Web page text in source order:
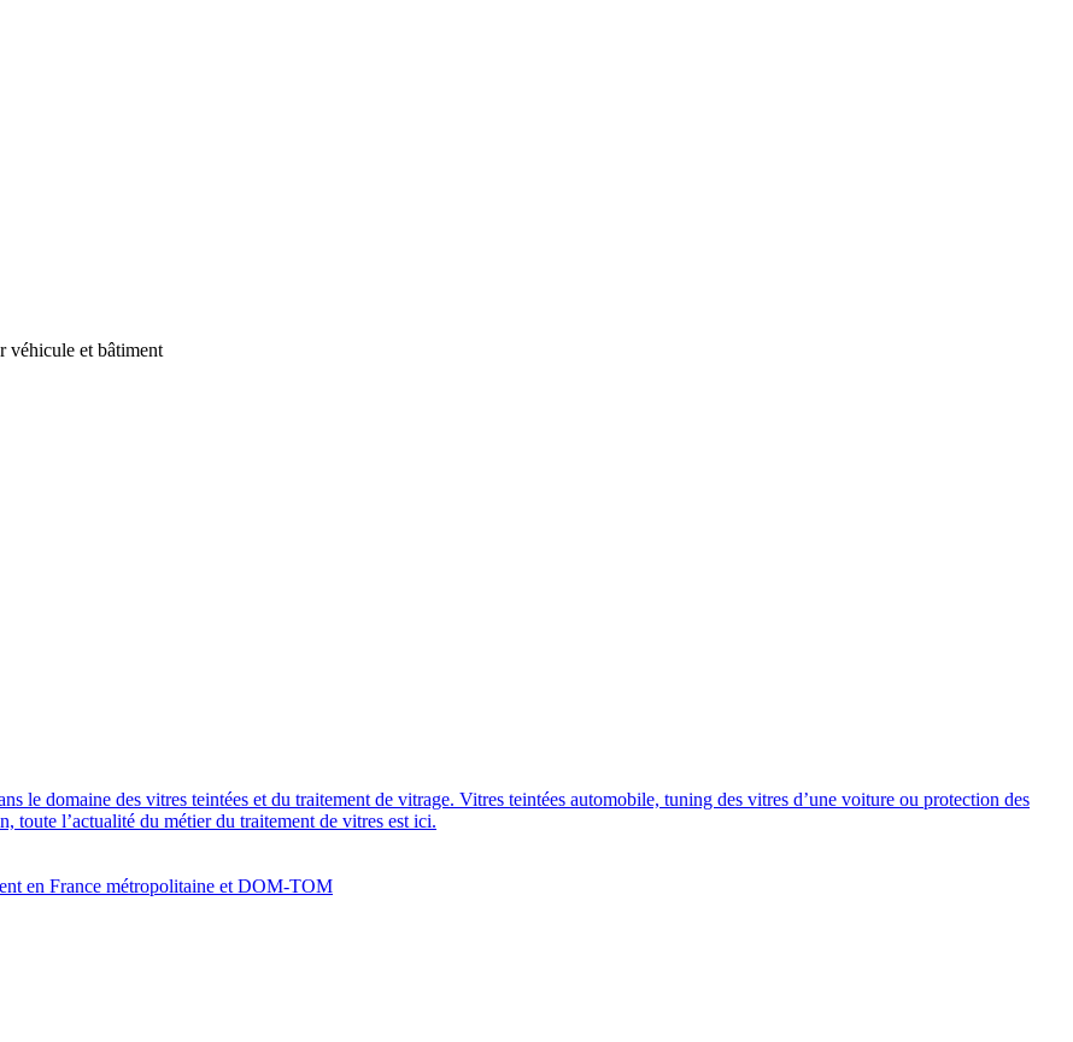
véhicule et bâtiment
le domaine des vitres teintées et du traitement de vitrage. Vitres teintées automobile, tuning des vitres d’une voiture ou protection des
toute l’actualité du métier du traitement de vitres est ici.
en France métropolitaine et DOM-TOM